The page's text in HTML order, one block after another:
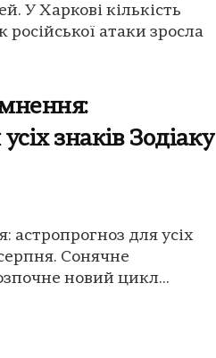
У Харкові кількість
атаки зросла
знаків Зодіаку
астропрогноз для усіх
Сонячне
новий цикл...